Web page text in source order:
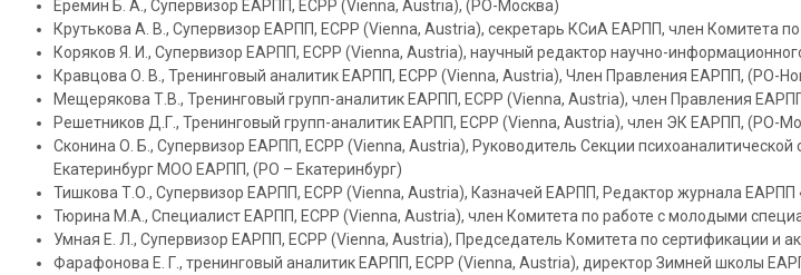
Еремин Б. А., Супервизор ЕАРПП, ЕСРР (Vienna, Austria), (РО-Москва)
Крутькова А. В., Супервизор ЕАРПП, ЕСРР (Vienna, Austria), секретарь КСиА ЕАРПП, член Комитета
Коряков Я. И., Супервизор ЕАРПП, ЕСРР (Vienna, Austria), научный редактор научно-
Кравцова О. В., Тренинговый аналитик ЕАРПП, ЕСРР (Vienna, Austria), Член Правления ЕАРПП, (РО-
Мещерякова Т.В., Тренинговый групп-аналитик ЕАРПП, ЕСРР (Vienna, Austria), член Правления
Решетников Д.Г., Тренинговый групп-аналитик ЕАРПП, ЕСРР (Vienna, Austria), член ЭК ЕАРПП, (РО-
Сконина О. Б., Супервизор ЕАРПП, ECPP (Vienna, Austria), Руководитель Секции
Екатеринбург МОО ЕАРПП, (РО – Екатеринбург)
Тишкова Т.О., Супервизор ЕАРПП, ЕСРР (Vienna, Austria), Казначей ЕАРПП, Редактор журнала ЕАРПП
Тюрина М.А., Специалист ЕАРПП, ECPP (Vienna, Austria), член Комитета по работе с молодыми
Умная Е. Л., Супервизор ЕАРПП, ECPP (Vienna, Austria), Председатель Комитета по сертификации и
Фарафонова Е. Г., тренинговый аналитик ЕАРПП, ЕСРР (Vienna, Austria), директор Зимней школы